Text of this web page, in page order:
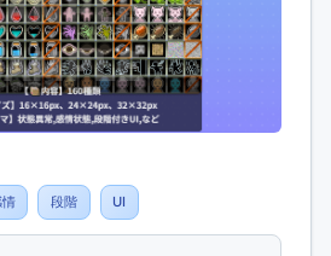
段階 UI